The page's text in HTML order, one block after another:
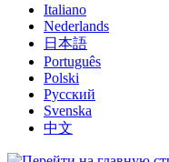
Italiano
Nederlands
日本語
Português
Polski
Русский
Svenska
中文